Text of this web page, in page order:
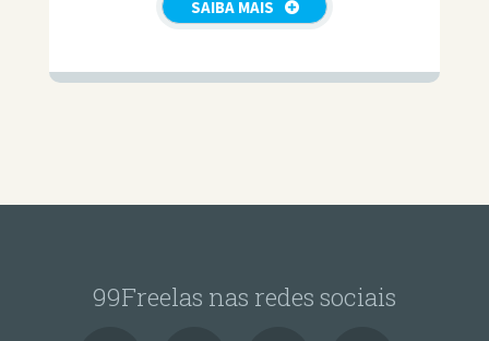
SAIBA MAIS
99Freelas nas redes sociais